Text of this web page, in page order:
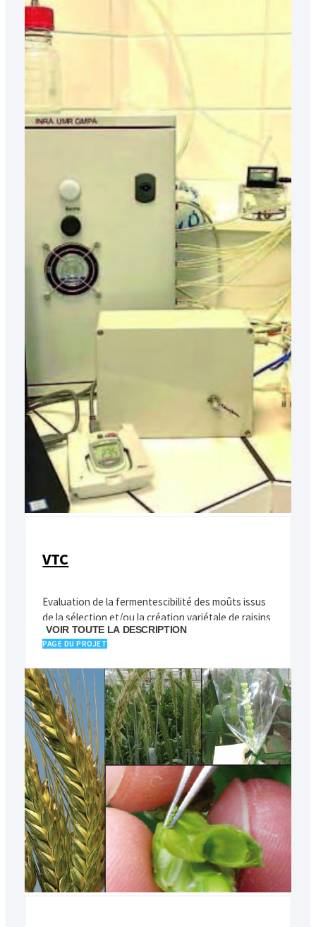
VTC
Evaluation de la fermentescibilité des moûts issus
de la sélection et/ou la création variétale de raisins
de cuves
VOIR TOUTE LA DESCRIPTION
PAGE DU PROJET